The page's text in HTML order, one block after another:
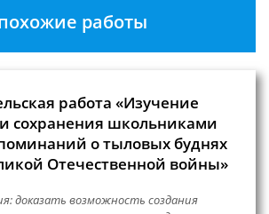
работы
работа «Изучение
сохранения школьниками
о тыловых буднях
Отечественной войны»
доказать возможность создания